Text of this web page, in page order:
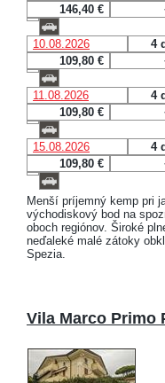
146,40 €
10.08.2026 4
109,80 €
11.08.2026 4
109,80 €
15.08.2026 4
109,80 €
Menší príjemný kemp pri
východiskový bod na
oboch regiónov. Široké
neďaleké malé zátoky
Spezia.
Vila Marco Primo